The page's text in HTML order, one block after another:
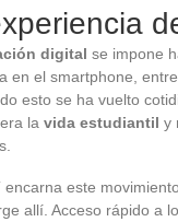
digital se impone
en el smartphone,
esto se ha vuelto
la vida estudiantil y
este
allí. Acceso rápido a